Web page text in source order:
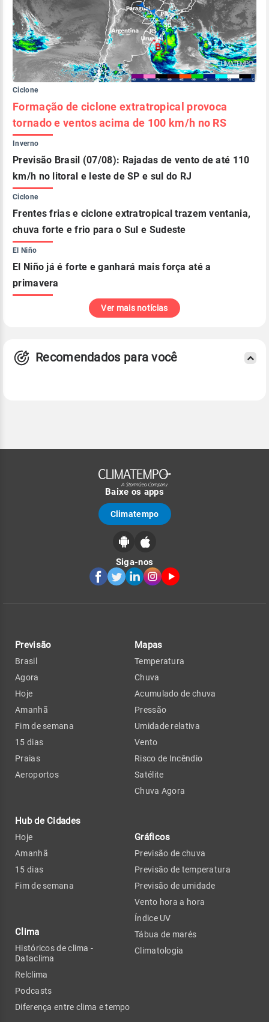
Ciclone
Formação de ciclone extratropical provoca
tornado e ventos acima de 100 km/h no RS
Inverno
Previsão Brasil (07/08): Rajadas de vento de até 110
km/h no litoral e leste de SP e sul do RJ
Ciclone
Frentes frias e ciclone extratropical trazem ventania,
chuva forte e frio para o Sul e Sudeste
El Niño
El Niño já é forte e ganhará mais força até a
primavera
Ver mais notícias
Recomendados para você
Baixe os apps
Climatempo
Siga-nos
Previsão
Brasil
Agora
Hoje
Amanhã
Fim de semana
15 dias
Praias
Aeroportos
Hub de Cidades
Hoje
Amanhã
15 dias
Fim de semana
Clima
Históricos de clima -
Dataclima
Relclima
Podcasts
Diferença entre clima e tempo
Mapas
Temperatura
Chuva
Acumulado de chuva
Pressão
Umidade relativa
Vento
Risco de Incêndio
Satélite
Chuva Agora
Gráficos
Previsão de chuva
Previsão de temperatura
Previsão de umidade
Vento hora a hora
Índice UV
Tábua de marés
Climatologia